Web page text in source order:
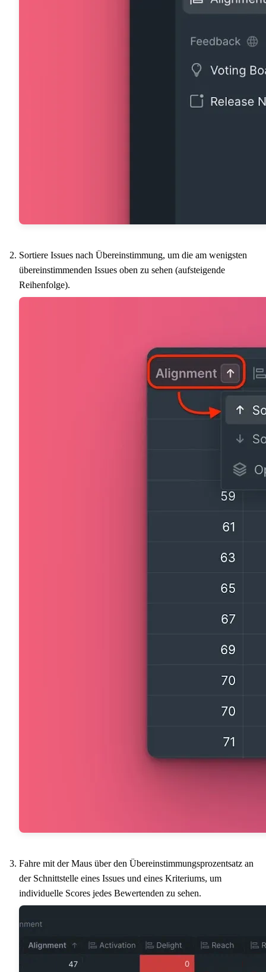
Sortiere Issues nach Übereinstimmung, um die am wenigsten
übereinstimmenden Issues oben zu sehen (aufsteigende
Reihenfolge).
Fahre mit der Maus über den Übereinstimmungsprozentsatz an
der Schnittstelle eines Issues und eines Kriteriums, um
individuelle Scores jedes Bewertenden zu sehen.